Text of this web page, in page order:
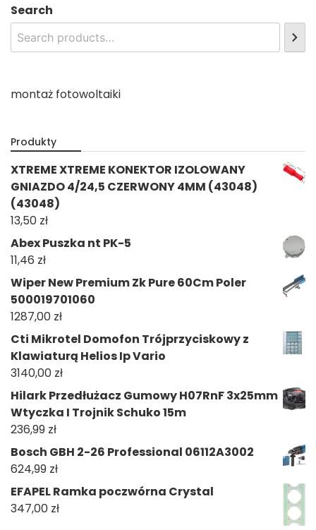
Search
montaż fotowoltaiki
Produkty
XTREME XTREME KONEKTOR IZOLOWANY
GNIAZDO 4/24,5 CZERWONY 4MM (43048)
(43048)
13,50 zł
Abex Puszka nt PK-5
11,46 zł
Wiper New Premium Zk Pure 60Cm Poler
500019701060
1287,00 zł
Cti Mikrotel Domofon Trójprzyciskowy z
Klawiaturą Helios Ip Vario
3140,00 zł
Hilark Przedłużacz Gumowy H07RnF 3x25mm
Wtyczka I Trojnik Schuko 15m
236,99 zł
Bosch GBH 2-26 Professional 06112A3002
624,99 zł
EFAPEL Ramka poczwórna Crystal
347,00 zł